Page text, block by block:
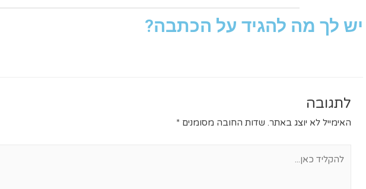
יש לך מה להגיד על הכתבה?
לתגובה
האימייל לא יוצג באתר. שדות החובה מסומנים *